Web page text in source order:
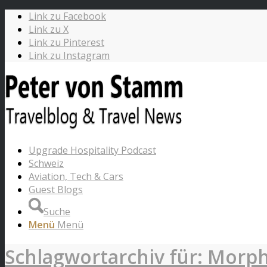
Link zu Facebook
Link zu X
Link zu Pinterest
Link zu Instagram
Upgrade Hospitality Podcast
Schweiz
Aviation, Tech & Cars
Guest Blogs
Suche
Menü Menü
Schlagwortarchiv für: